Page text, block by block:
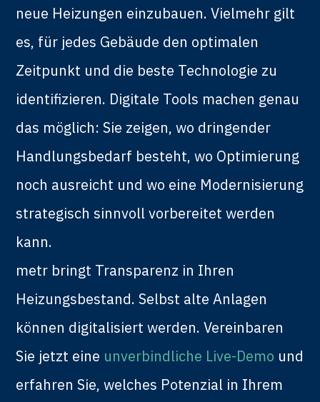
neue Heizungen einzubauen. Vielmehr gilt
es, für jedes Gebäude den optimalen
Zeitpunkt und die beste Technologie zu
identifizieren. Digitale Tools machen genau
das möglich: Sie zeigen, wo dringender
Handlungsbedarf besteht, wo Optimierung
noch ausreicht und wo eine Modernisierung
strategisch sinnvoll vorbereitet werden
kann.
metr bringt Transparenz in Ihren
Heizungsbestand. Selbst alte Anlagen
können digitalisiert werden. Vereinbaren
Sie jetzt eine unverbindliche Live-Demo und
erfahren Sie, welches Potenzial in Ihrem